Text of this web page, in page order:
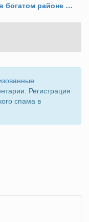
Как разбить прилавки торговцев в богатом районе Дамаска?
Регистрация
спама в